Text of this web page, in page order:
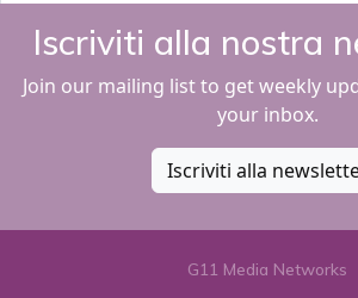
Iscriviti alla nostra
Join our mailing list to get weekly
your inbox.
Iscriviti alla
G11 Media Networks